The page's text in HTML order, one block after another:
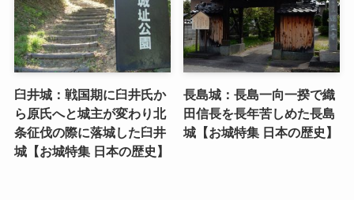
臼井城：戦国期に臼井氏か
ら原氏へと城主が変わり北
条征伐の際に落城した臼井
城【お城特集 日本の歴史】
長島城：長島一向一揆で織
田信長を長年苦しめた長島
城【お城特集 日本の歴史】